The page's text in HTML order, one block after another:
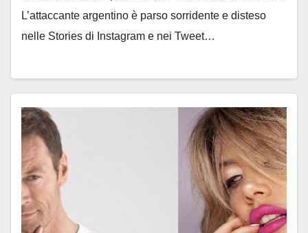
L’attaccante argentino è parso sorridente e disteso
nelle Stories di Instagram e nei Tweet…